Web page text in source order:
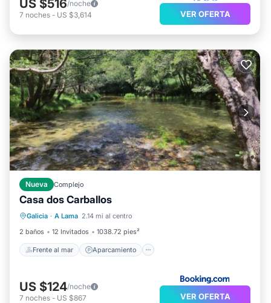
US $516/noche
7 noches - US $3,614 VER OFERTA
Nueva Complejo
Casa dos Carballos
Galicia · A Lama 2.14 mi al centro
2 baños
12 Invitados 1038.72 pies²
Frente al mar Aparcamiento
Frente al mar
Vista al mar
US $124/noche
7 noches - US $867 VER OFERTA